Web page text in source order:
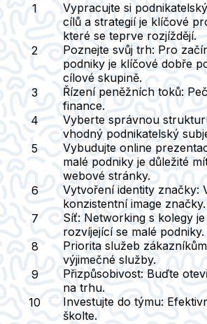
Vypracujte si
cílů a strategií je klíčové
které se teprve rozjíždějí.
Poznejte svůj trh: Pro
podniky je klíčové dobře
cílové skupině.
Řízení peněžních toků:
finance.
Vyberte správnou
vhodný podnikatelský
Vybudujte online
malé podniky je důležité
webové stránky.
Vytvoření identity značky:
konzistentní image značky.
Síť: Networking s kolegy
rozvíjející se malé podniky.
Priorita služeb
výjimečné služby.
Přizpůsobivost: Buďte
na trhu.
Investujte do týmu:
školte.